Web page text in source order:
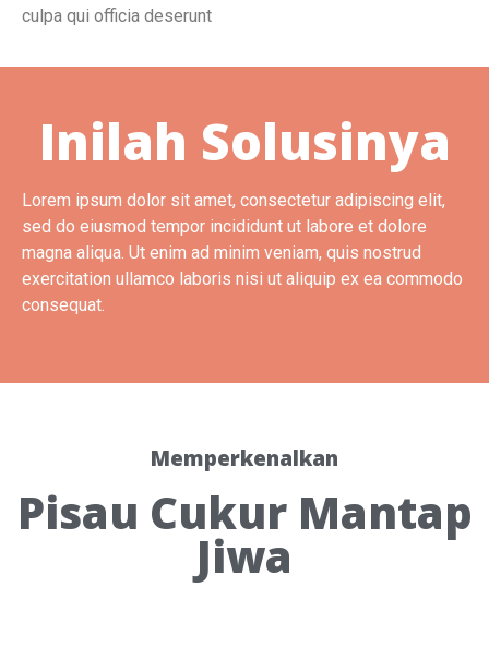
culpa qui officia deserunt
Inilah Solusinya
Lorem ipsum dolor sit amet, consectetur adipiscing elit,
sed do eiusmod tempor incididunt ut labore et dolore
magna aliqua. Ut enim ad minim veniam, quis nostrud
exercitation ullamco laboris nisi ut aliquip ex ea commodo
consequat.
Memperkenalkan
Pisau Cukur Mantap
Jiwa